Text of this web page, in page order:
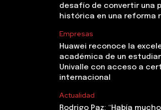
desafío de convertir una
histórica en una reforma
Empresas
Huawei reconoce la
académica de un
Univalle con acceso a
internacional
Actualidad
Rodrigo Paz: “Había